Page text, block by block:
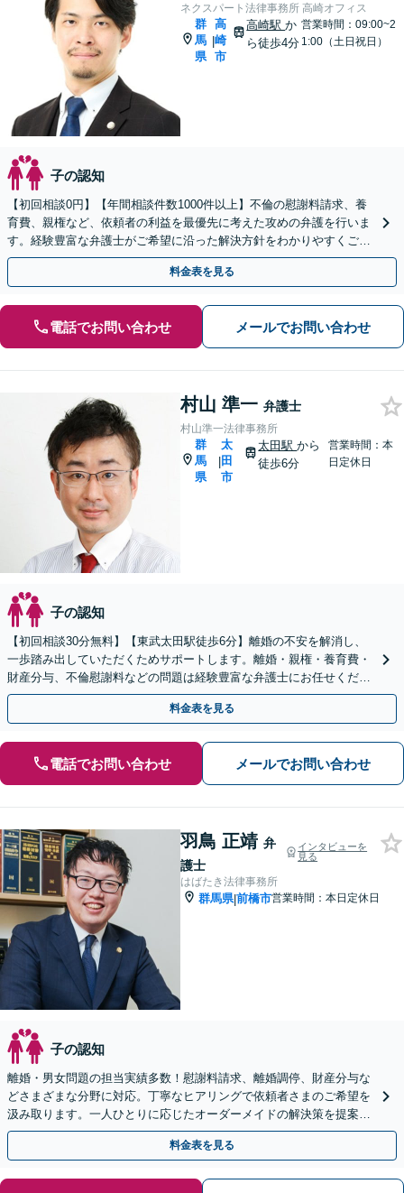
ネクスパート法律事務所 高崎オフィス
群
馬
県
|
高
崎
市
高崎駅か
ら徒歩4分
営業時間：09:00~2
1:00（土日祝日）
子の認知
【初回相談0円】【年間相談件数1000件以上】不倫の慰謝料請求、養
育費、親権など、依頼者の利益を最優先に考えた攻めの弁護を行いま
す。経験豊富な弁護士がご希望に沿った解決方針をわかりやすくご提
案します。お気軽にお問合せ下さい。
料金表を見る
電話でお問い合わせ メールでお問い合わせ
村山 準一 弁護士
村山準一法律事務所
群
馬
県
|
太
田
市
太田駅から
徒歩6分
営業時間：本
日定休日
子の認知
【初回相談30分無料】【東武太田駅徒歩6分】離婚の不安を解消し、
一歩踏み出していただくためサポートします。離婚・親権・養育費・
財産分与、不倫慰謝料などの問題は経験豊富な弁護士にお任せくださ
い。熟年離婚も対応。
料金表を見る
電話でお問い合わせ メールでお問い合わせ
羽鳥 正靖 弁
護士
インタビューを
見る
はばたき法律事務所
群馬県|前橋市営業時間：本日定休日
子の認知
離婚・男女問題の担当実績多数！慰謝料請求、離婚調停、財産分与な
どさまざまな分野に対応。丁寧なヒアリングで依頼者さまのご希望を
汲み取ります。一人ひとりに応じたオーダーメイドの解決策を提案。
【初回面談無料】【法テラス可】【群馬総社駅・車15分】
料金表を見る